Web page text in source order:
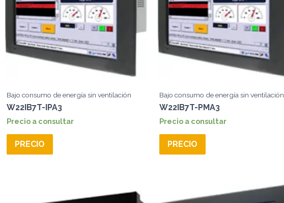
Bajo consumo de energía sin ventilación
W22IB7T-IPA3
Precio a consultar
PRECIO
Bajo consumo de energía sin ventilación
W22IB7T-PMA3
Precio a consultar
PRECIO